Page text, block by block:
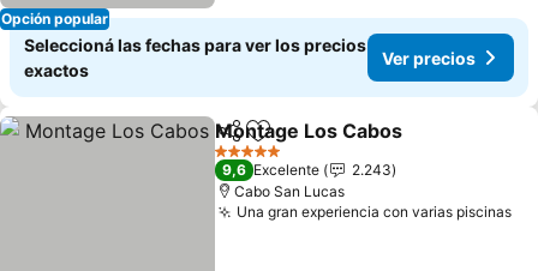
Opción popular
Seleccioná las fechas para ver los precios
exactos
Ver precios
CompartirAñadir a favoritos
Montage Los Cabos
5 Estrellas
9,6 Excelente
2.243
Cabo San Lucas
Una gran experiencia con varias piscinas